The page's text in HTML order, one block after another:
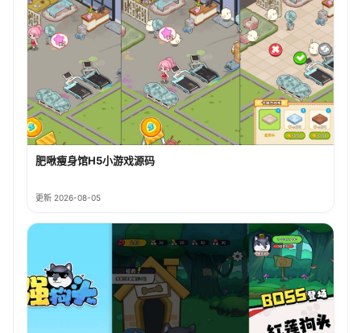
肥啾瘦身馆H5小游戏源码
更新 2026-08-05